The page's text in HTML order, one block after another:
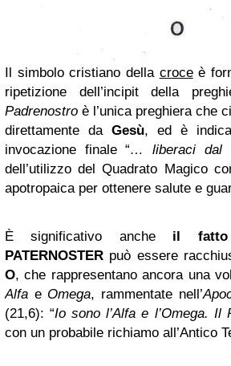
Il simbolo cristiano della croceè
ripetizione dell’incipit della
Padrenostro è l’unica preghiera che
direttamente da Gesù, ed è
invocazione finale “… liberaci dal
dell’utilizzo del Quadrato Magico
apotropaica per ottenere salute e
È significativo anche il fatto
PATERNOSTER può essere
O, che rappresentano ancora una
Alfa e Omega, rammentate nell’
(21,6): “Io sono l’Alfa e l’Omega. Il
con un probabile richiamo all’Antico